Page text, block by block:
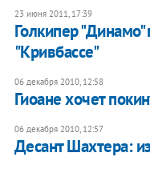
23 июня 2011, 17:39
Голкипер
"Кривбассе"
06 декабря 2010, 12:58
Гиоане хочет
06 декабря 2010, 12:57
Десант Шахтера: